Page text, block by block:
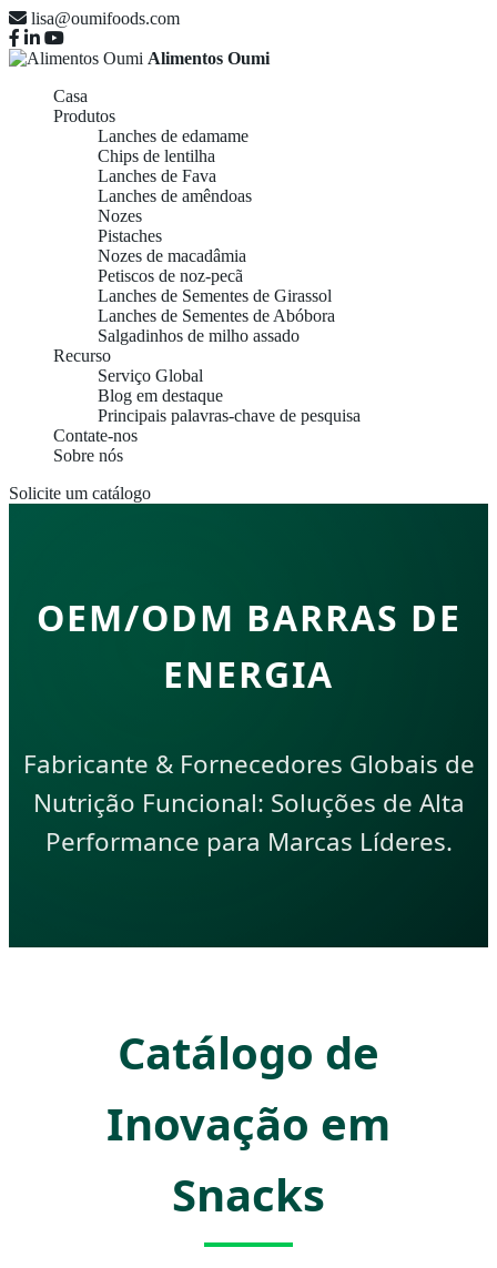
lisa@oumifoods.com
Alimentos Oumi
Casa
Produtos
Lanches de edamame
Chips de lentilha
Lanches de Fava
Lanches de amêndoas
Nozes
Pistaches
Nozes de macadâmia
Petiscos de noz-pecã
Lanches de Sementes de Girassol
Lanches de Sementes de Abóbora
Salgadinhos de milho assado
Recurso
Serviço Global
Blog em destaque
Principais palavras-chave de pesquisa
Contate-nos
Sobre nós
Solicite um catálogo
OEM/ODM BARRAS DE
ENERGIA
Fabricante & Fornecedores Globais de
Nutrição Funcional: Soluções de Alta
Performance para Marcas Líderes.
Catálogo de
Inovação em
Snacks